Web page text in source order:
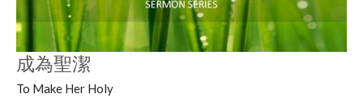
成為聖潔
To Make Her Holy